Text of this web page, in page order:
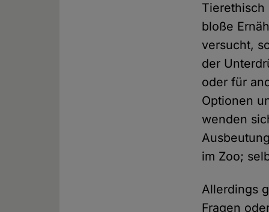
Tierethisch
bloße
versucht,
der
oder für
Optionen
wenden
im Zoo;
Allerdings
Fragen